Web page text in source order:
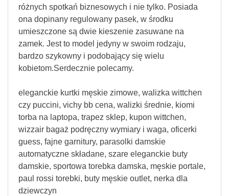
różnych spotkań biznesowych i nie tylko. Posiada
ona dopinany regulowany pasek, w środku
umieszczone są dwie kieszenie zasuwane na
zamek. Jest to model jedyny w swoim rodzaju,
bardzo szykowny i podobający się wielu
kobietom.Serdecznie polecamy.
eleganckie kurtki męskie zimowe, walizka wittchen
czy puccini, vichy bb cena, walizki średnie, kiomi
torba na laptopa, trapez sklep, kupon wittchen,
wizzair bagaż podręczny wymiary i waga, oficerki
guess, fajne garnitury, parasolki damskie
automatyczne składane, szare eleganckie buty
damskie, sportowa torebka damska, męskie portale,
paul rossi torebki, buty męskie outlet, nerka dla
dziewczyn